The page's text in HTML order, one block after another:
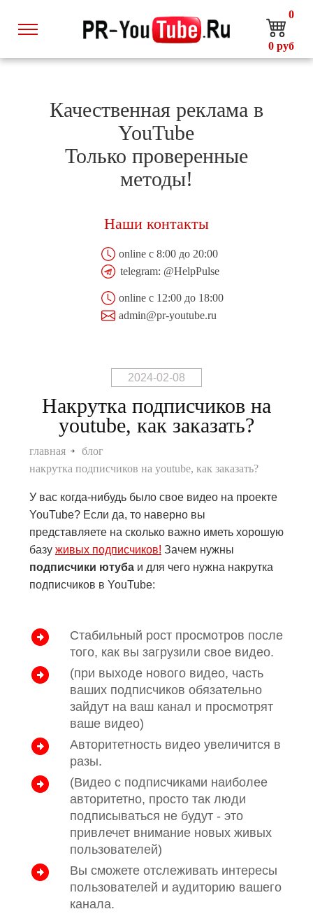
0
0 руб
Качественная реклама в
YouTube
Только проверенные
методы!
Наши контакты
online с 8:00 до 20:00
telegram: @HelpPulse
online с 12:00 до 18:00
admin@pr-youtube.ru
2024-02-08
Накрутка подписчиков на
youtube, как заказать?
главная
блог
накрутка подписчиков на youtube, как заказать?
У вас когда-нибудь было свое видео на проекте
YouTube? Если да, то наверно вы
представляете на сколько важно иметь хорошую
базу живых подписчиков! Зачем нужны
подписчики ютубаи для чего нужна накрутка
подписчиков в YouTube:
Стабильный рост просмотров после
того, как вы загрузили свое видео.
(при выходе нового видео, часть
ваших подписчиков обязательно
зайдут на ваш канал и просмотрят
ваше видео)
Авторитетность видео увеличится в
разы.
(Видео с подписчиками наиболее
авторитетно, просто так люди
подписываться не будут - это
привлечет внимание новых живых
пользователей)
Вы сможете отслеживать интересы
пользователей и аудиторию вашего
канала.